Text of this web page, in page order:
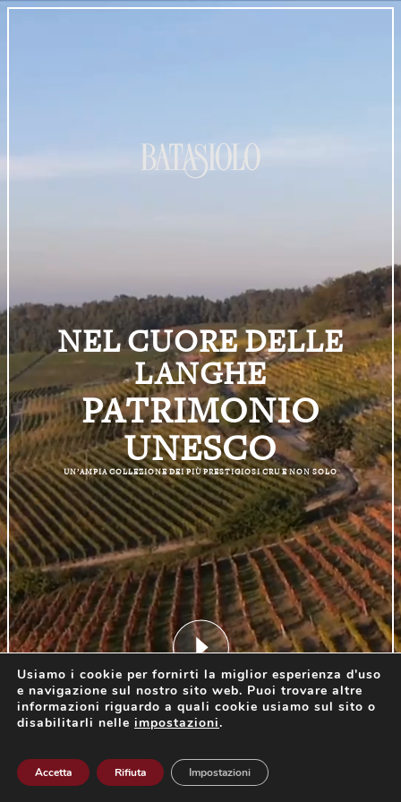
NEL CUORE DELLE
LANGHE
PATRIMONIO
UNESCO
UN’AMPIA COLLEZIONE DEI PIÙ PRESTIGIOSI CRU E NON SOLO
INIZIA ESPERIENZA
Usiamo i cookie per fornirti la miglior esperienza d'uso
e navigazione sul nostro sito web. Puoi trovare altre
informazioni riguardo a quali cookie usiamo sul sito o
disabilitarli nelle impostazioni.
Accetta Rifiuta Impostazioni